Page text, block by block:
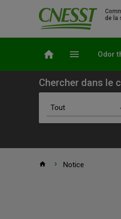
de la
home menu Odor
Chercher dans le
Tout
Ressources
home Accueil
chevron_right Notice